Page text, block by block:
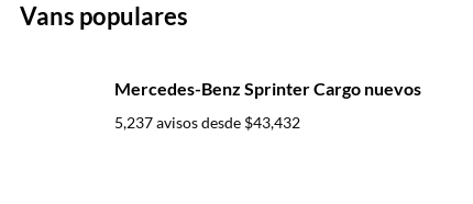
Vans populares
Mercedes-Benz Sprinter Cargo nuevos
5,237 avisos desde $43,432